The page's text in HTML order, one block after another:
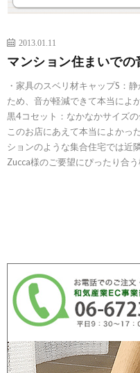
2013.01.11
マンション住まいでの
・家具のスベリ材キャップS：
ため、音が軽減できて本当によ
黒4コセット：なかなかサイズ
このお店にあえて本当によかっ
ションのような集合住宅では近
Zucca様のご要望にぴったり合